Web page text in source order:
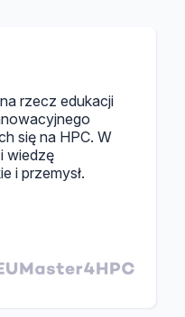
rzecz edukacji
się na HPC. W
wiedzę
i przemysł.